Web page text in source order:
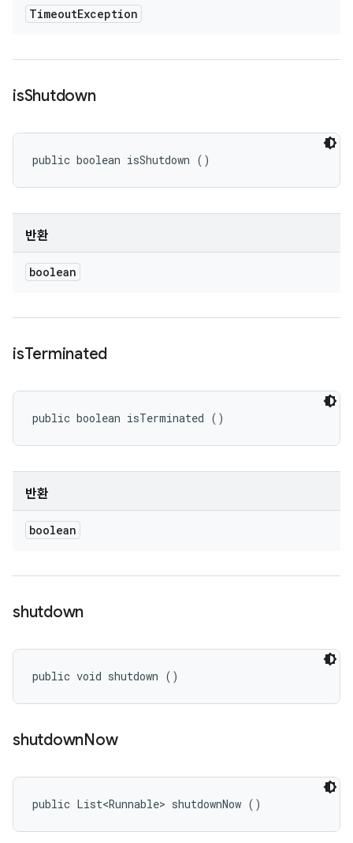
TimeoutException
isShutdown
public boolean isShutdown ()
반환
boolean
isTerminated
public boolean isTerminated ()
반환
boolean
shutdown
public void shutdown ()
shutdownNow
public List<Runnable> shutdownNow ()